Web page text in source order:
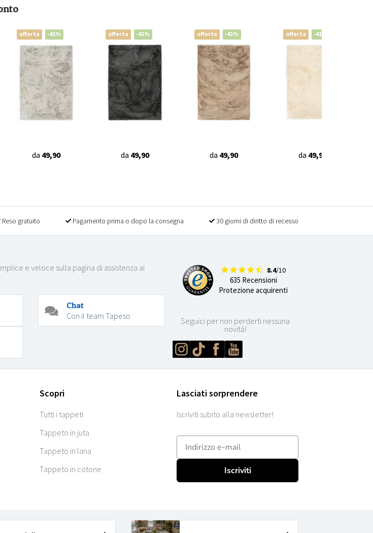
offerta -41%
da 49,90
offerta -41%
da 49,90
offerta -41%
da 49,90
offerta -41%
da 49,90
Reso gratuito Pagamento prima o dopo la consegna 30 giorni di diritto di recesso
e veloce sulla pagina di assistenza ai
Chat
Con il team Tapeso
8.4/10
635 Recensioni
Protezione acquirenti
Seguici per non perderti nessuna
novità!
Scopri
Tutti i tappeti
Tappeto in juta
Tappeto in lana
Tappeto in cotone
Lasciati sorprendere
Iscriviti subito alla newsletter!
E-mailadres
Iscriviti